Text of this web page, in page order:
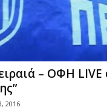
– ΟΦΗ LIVE
2016